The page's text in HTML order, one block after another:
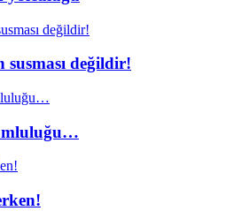
susması değildir!